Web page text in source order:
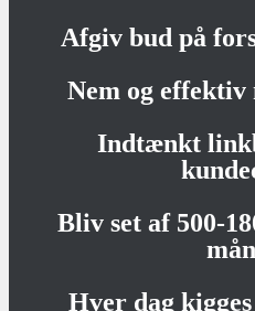
Afgiv bud på
Nem og
Indtænkt
Bliv set af 500-
Hver dag